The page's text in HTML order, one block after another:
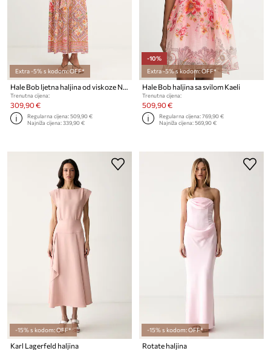
Extra -5% s kodom: OFF*
Hale Bob ljetna haljina od viskoze Nicandra
Trenutna cijena:
309,90 €
Regularna cijena:509,90 €
Najniža cijena:339,90 €
-10%
Extra -5% s kodom: OFF*
Hale Bob haljina sa svilom Kaeli
Trenutna cijena:
509,90 €
Regularna cijena:769,90 €
Najniža cijena:569,90 €
-15% s kodom: OFF*
Karl Lagerfeld haljina
-15% s kodom: OFF*
Rotate haljina